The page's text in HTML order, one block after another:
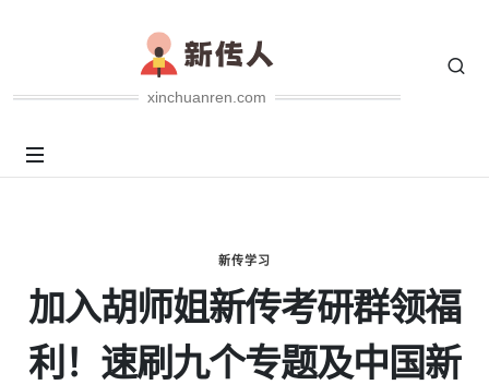
xinchuanren.com
新传学习
加入胡师姐新传考研群领福
利！速刷九个专题及中国新